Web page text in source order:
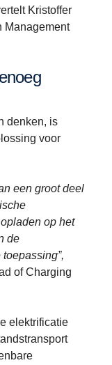
Kristoffer
Management
denken, is
voor
een groot deel
op het
de
of Charging
elektrificatie